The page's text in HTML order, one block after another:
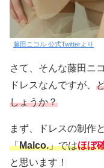
藤田ニコル 公式Twitterより
さて、そんな藤田ニ
ドレスなんですが、
しょうか？
まず、ドレスの制作
「Malco.」ではほぼ
と思います！